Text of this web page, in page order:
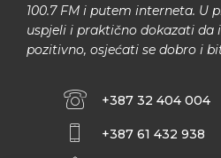
100.7 FM i putem interneta.
uspjeli i praktično dokazati
pozitivno, osjećati se dobro i
+387 32 404 004
+387 61 432 938